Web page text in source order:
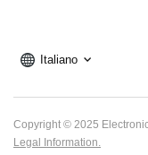
Italiano
Copyright © 2025
Legal Information.